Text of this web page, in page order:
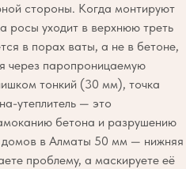
стороны. Когда монтируют
росы уходит в верхнюю треть
в порах ваты, а не в бетоне,
через паропроницаемую
тонкий (30 мм), точка
утеплитель — это
бетона и разрушению
домов в Алматы 50 мм — нижняя
проблему, а маскируете её